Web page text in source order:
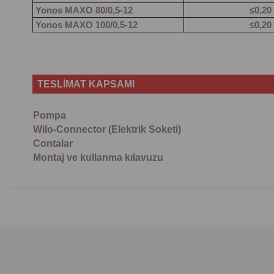
Yonos MAXO 80/0,5-12
≤0,20
Yonos MAXO 100/0,5-12
≤0,20
TESLİMAT KAPSAMI
Pompa
Wilo-Connector (Elektrik Soketi)
Contalar
Montaj ve kullanma kılavuzu